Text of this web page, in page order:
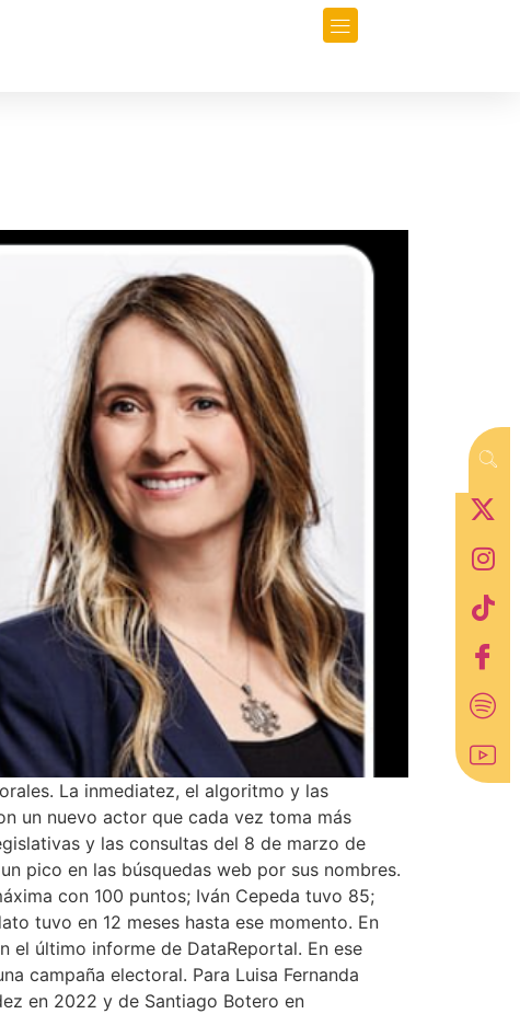
La inmediatez, el algoritmo y las
un nuevo actor que cada vez toma más
y las consultas del 8 de marzo de
pico en las búsquedas web por sus nombres.
con 100 puntos; Iván Cepeda tuvo 85;
tuvo en 12 meses hasta ese momento. En
el último informe de DataReportal. En ese
campaña electoral. Para Luisa Fernanda
en 2022 y de Santiago Botero en